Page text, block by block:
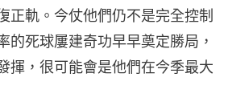
正軌。今仗他們仍不是完全控制
的死球屢建奇功早早奠定勝局，
揮，很可能會是他們在今季最大